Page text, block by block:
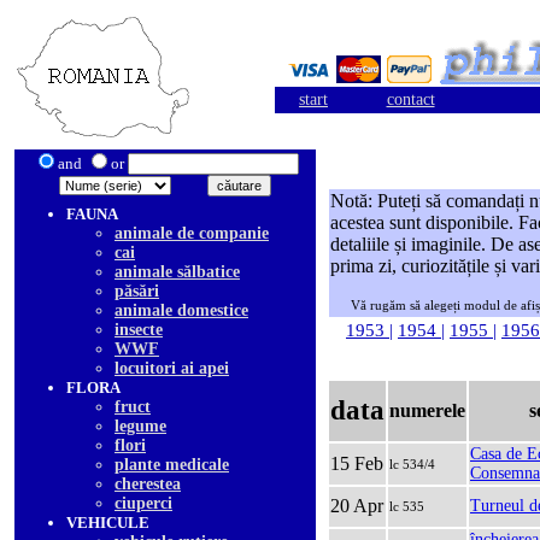
start contact
and or
FAUNA
animale de companie
cai
animale sălbatice
păsări
animale domestice
insecte
WWF
locuitori ai apei
FLORA
fruct
legume
flori
plante medicale
cherestea
ciuperci
VEHICULE
Notă: Puteți să comandați
acestea sunt disponibile.
detaliile și imaginile. De
prima zi, curiozitățile și
Vă rugăm să alegeți modul de
1953 | 1954 | 1955 |
data numerele
15 Feb lc 534/4
Casa de
20 Apr lc 535 Turneul